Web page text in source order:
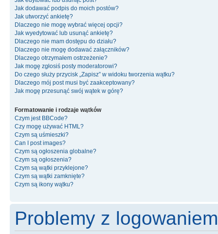
Jak dodawać podpis do moich postów?
Jak utworzyć ankietę?
Dlaczego nie mogę wybrać więcej opcji?
Jak wyedytować lub usunąć ankietę?
Dlaczego nie mam dostępu do działu?
Dlaczego nie mogę dodawać załączników?
Dlaczego otrzymałem ostrzeżenie?
Jak mogę zgłosiś posty moderatorowi?
Do czego służy przycisk „Zapisz” w widoku tworzenia wątku?
Dlaczego mój post musi być zaakceptowany?
Jak mogę przesunąć swój wątek w górę?
Formatowanie i rodzaje wątków
Czym jest BBCode?
Czy mogę używać HTML?
Czym są uśmieszki?
Can I post images?
Czym są ogłoszenia globalne?
Czym są ogłoszenia?
Czym są wątki przyklejone?
Czym są wątki zamknięte?
Czym są ikony wątku?
Problemy z